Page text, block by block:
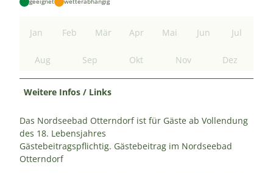
Jan Feb Mär Apr Mai Jun Jul
Aug Sep Okt Nov Dez
Weitere Infos / Links
Das Nordseebad Otterndorf ist für Gäste ab Vollendung
des 18. Lebensjahres
Gästebeitragspflichtig. Gästebeitrag im Nordseebad
Otterndorf